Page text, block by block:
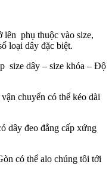
lên phụ thuộc vào size,
loại dây đặc biệt.
size dây – size khóa – Độ
chuyển có thể kéo dài
dây đeo đẳng cấp xứng
có thể alo chúng tôi tới